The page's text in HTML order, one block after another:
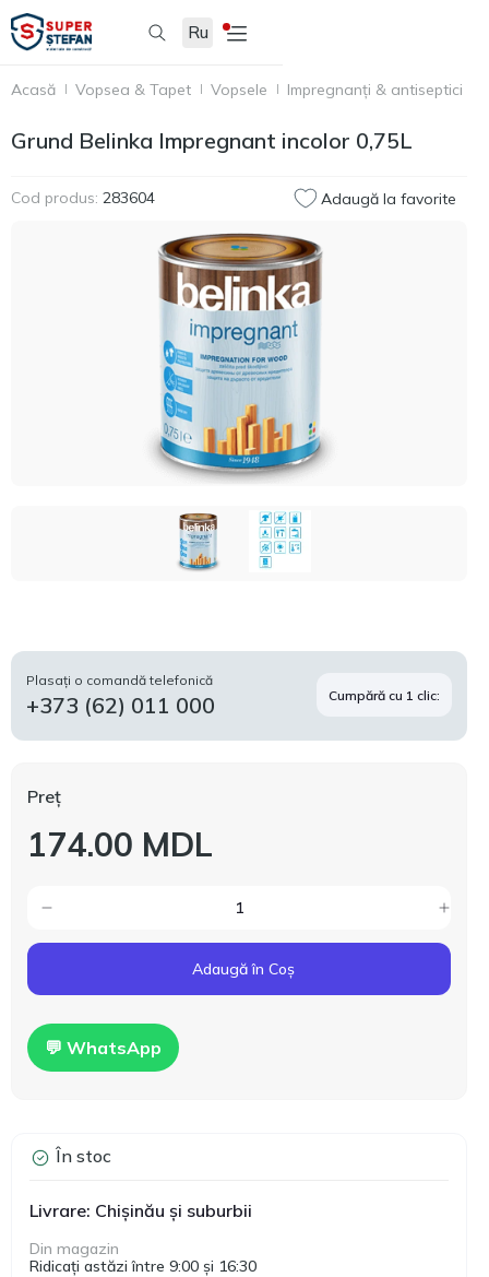
Ru
Acasă Vopsea & Tapet Vopsele Impregnanți & antiseptici
Grund Belinka Impregnant incolor 0,75L
Cod produs: 283604 Adaugă la favorite
Plasați o comandă telefonică
+373 (62) 011 000 Cumpără cu 1 clic:
Preț
174.00 MDL
Adaugă în Coș
💬 WhatsApp
În stoc
Livrare: Chișinău și suburbii
Din magazin
Ridicați astăzi între 9:00 și 16:30